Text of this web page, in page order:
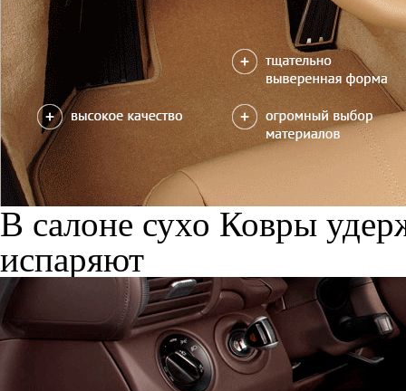
В салоне сухо Ковры
испаряют